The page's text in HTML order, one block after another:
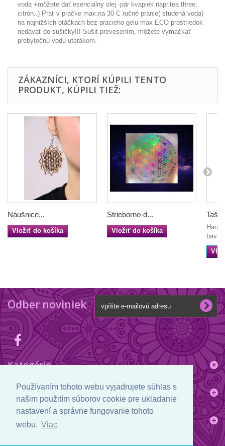
Používaním tohoto webu vyjadrujete súhlas s
našim použitím súborov cookie pre ukladanie
nastavení a správne fungovanie tohoto
webu. Viac
voda +môžete dať esenciálny olej -pár kvapiek napr.tea three,
citrón..) Prať v pračke max.na 30 C ručné pranie( studená voda)
na najnižších otáčkach bez pracieho gelu max ECO prostriedok
nedávať do sušičky!!! Sušit prevesením, môžete vymačkať
prebytočnú vodu uterákom.
ZÁKAZNÍCI, KTORÍ KÚPILI TENTO
PRODUKT, KÚPILI TIEŽ:
Náušnice...
Vložiť do košíka
Strieborno-d...
Vložiť do košíka
Odber noviniek
Kategórie
Informácie
Informácie o obchode